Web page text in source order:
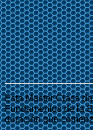
Esta Master Class
Fundamentos de la
duración que